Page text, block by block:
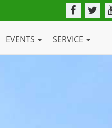
EVENTS SERVICE